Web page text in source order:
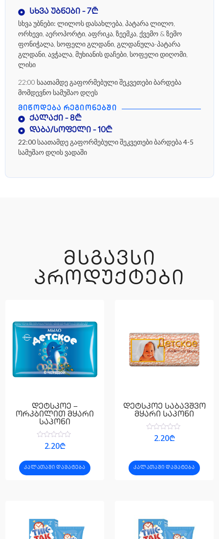
სხვა უბნები - 7₾
სხვა უბნები: ლილოს დასახლება, პატარა ლილო,
ორხევი, აეროპორტი, აფრიკა, ზეემკა, ქვემო & ზემო
ფონიჭალა, სოფელი გლდანი, გლდანულა-პატარა
გლდანი, ავჭალა, მუხიანის დაჩები, სოფელი დიღომი,
ლისი
22:00 საათამდე გაფორმებული შეკვეთები ბარდება
მომდევნო სამუშაო დღეს
ᲛᲘᲬᲝᲓᲔᲑᲐ ᲠᲔᲒᲘᲝᲜᲔᲑᲨᲘ
ქალაქი - 8₾
დაბა/სოფელი - 10₾
22:00 საათამდე გაფორმებული შეკვეთები ბარდება 4-5
სამუშაო დღის ვადაში
ᲛᲡᲒᲐᲕᲡᲘ
ᲞᲠᲝᲓᲣᲥᲢᲔᲑᲘ
დეტსკოე –
ორკბილით მყარი
საპონი
შეფასება
5-
დან
2.20₾
ᲙᲐᲚᲐᲗᲐᲨᲘ ᲓᲐᲛᲐᲢᲔᲑᲐ
დეტსკოე საბავშვო
მყარი საპონი
შეფასება
დან
2.20₾
ᲙᲐᲚᲐᲗᲐᲨᲘ ᲓᲐᲛᲐᲢᲔᲑᲐ